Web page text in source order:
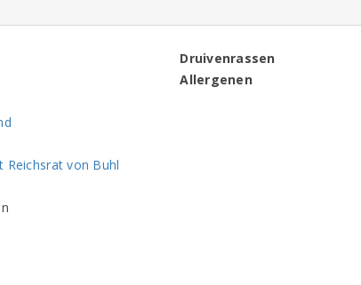
Reichsrat von Buhl
Druivenrassen
Allergenen